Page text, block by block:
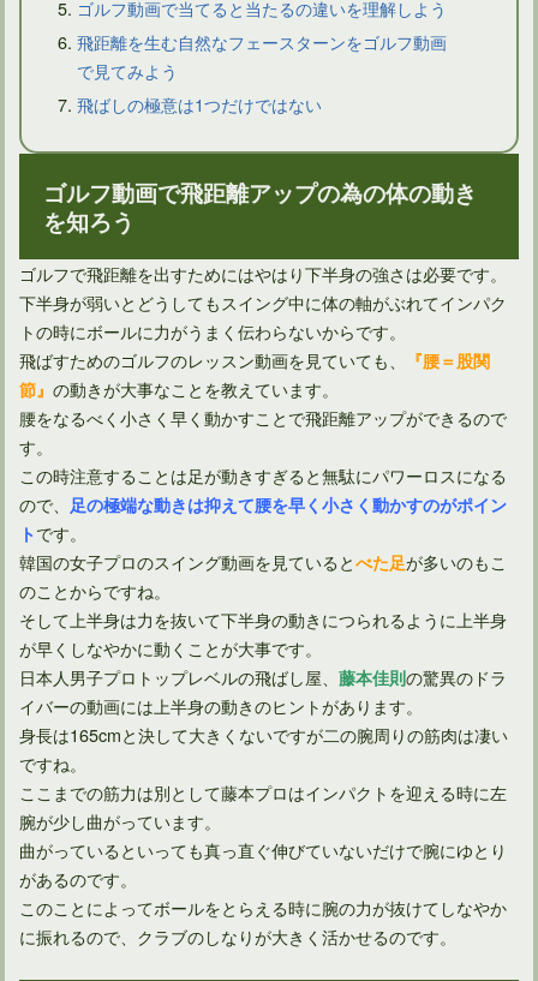
ゴルフフォームの動画を撮ってみよう！客観視で気づきあり！
古閑美保の綺麗なスイングの原因をスロー再生で解明する！
年齢を重ねても衰えない68歳トムワトソンのスイングを見よう
ゴルフ動画で当てると当たるの違いを理解しよう
飛距離を生む自然なフェースターンをゴルフ動画
で見てみよう
飛ばしの極意は1つだけではない
ゴルフ動画で飛距離アップの為の体の動き
を知ろう
ゴルフで飛距離を出すためにはやはり下半身の強さは必要です。
下半身が弱いとどうしてもスイング中に体の軸がぶれてインパク
トの時にボールに力がうまく伝わらないからです。
飛ばすためのゴルフのレッスン動画を見ていても、
『腰＝股関
節』の動きが大事なことを教えています。
腰をなるべく小さく早く動かすことで飛距離アップができるので
す。
この時注意することは足が動きすぎると無駄にパワーロスになる
ので、
足の極端な動きは抑えて腰を早く小さく動かすのがポイン
トです。
韓国の女子プロのスイング動画を見ているとべた足が多いのもこ
のことからですね。
そして上半身は力を抜いて下半身の動きにつられるように上半身
が早くしなやかに動くことが大事です。
日本人男子プロトップレベルの飛ばし屋、藤本佳則の驚異のドラ
イバーの動画には上半身の動きのヒントがあります。
身長は165cmと決して大きくないですが二の腕周りの筋肉は凄い
ですね。
ここまでの筋力は別として藤本プロはインパクトを迎える時に左
腕が少し曲がっています。
曲がっているといっても真っ直ぐ伸びていないだけで腕にゆとり
があるのです。
このことによってボールをとらえる時に腕の力が抜けてしなやか
に振れるので、クラブのしなりが大きく活かせるのです。